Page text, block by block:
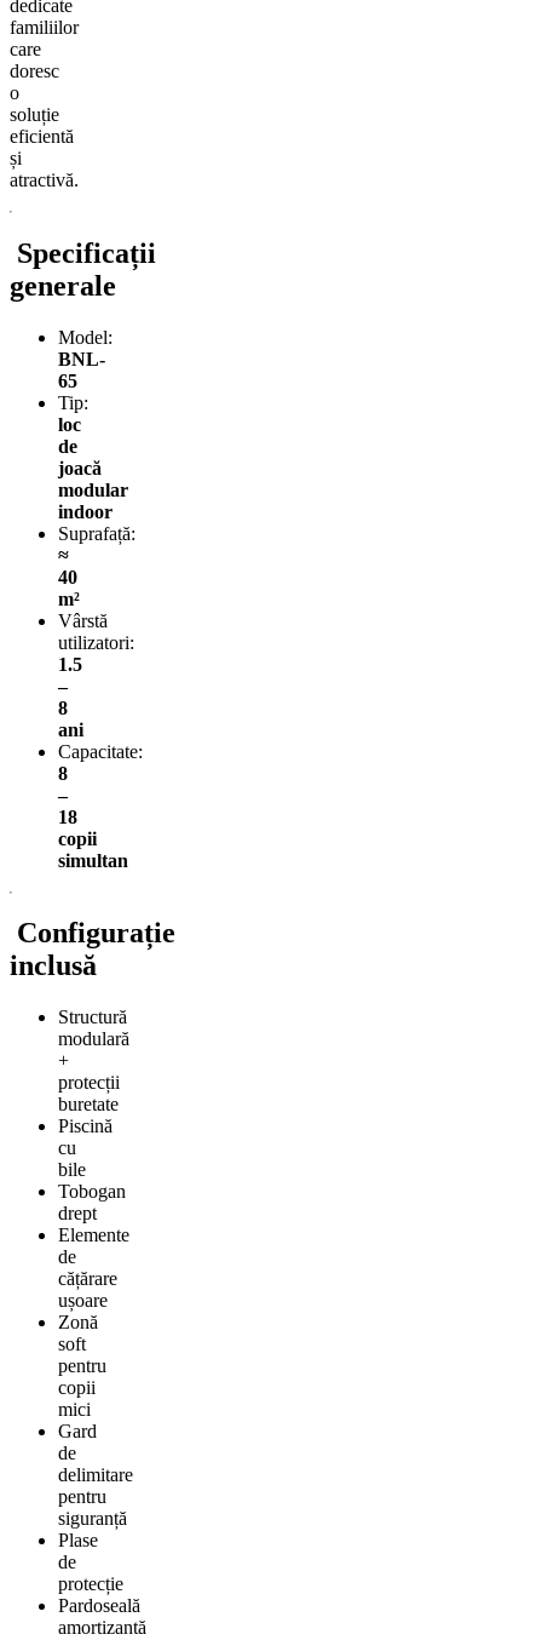
dedicate
familiilor
care
doresc
o
soluție
eficientă
și
atractivă.
Specificații
generale
Model:
BNL-
65
Tip:
loc
de
joacă
modular
indoor
Suprafață:
≈
40
m²
Vârstă
utilizatori:
1.5
–
8
ani
Capacitate:
8
–
18
copii
simultan
Configurație
inclusă
Structură
modulară
+
protecții
buretate
Piscină
cu
bile
Tobogan
drept
Elemente
de
cățărare
ușoare
Zonă
soft
pentru
copii
mici
Gard
de
delimitare
pentru
siguranță
Plase
de
protecție
Pardoseală
amortizantă